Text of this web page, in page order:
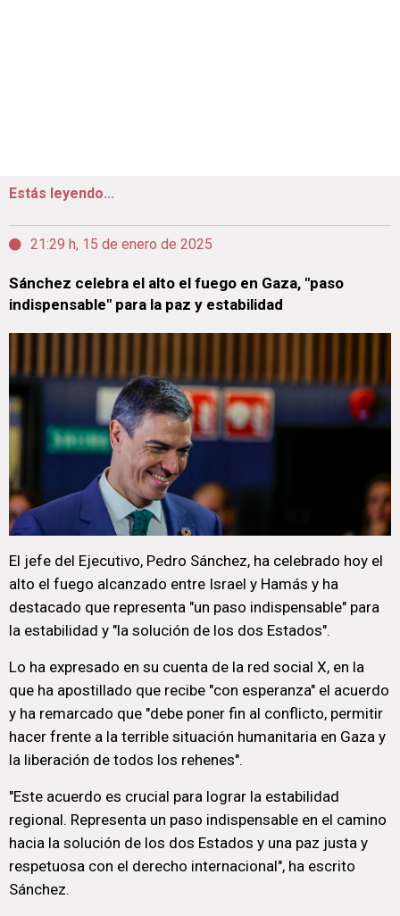
Estás leyendo...
21:29 h, 15 de enero de 2025
Sánchez celebra el alto el fuego en Gaza, "paso
indispensable" para la paz y estabilidad
El jefe del Ejecutivo, Pedro Sánchez, ha celebrado hoy el
alto el fuego alcanzado entre Israel y Hamás y ha
destacado que representa "un paso indispensable" para
la estabilidad y "la solución de los dos Estados".
Lo ha expresado en su cuenta de la red social X, en la
que ha apostillado que recibe "con esperanza" el acuerdo
y ha remarcado que "debe poner fin al conflicto, permitir
hacer frente a la terrible situación humanitaria en Gaza y
la liberación de todos los rehenes".
"Este acuerdo es crucial para lograr la estabilidad
regional. Representa un paso indispensable en el camino
hacia la solución de los dos Estados y una paz justa y
respetuosa con el derecho internacional", ha escrito
Sánchez.